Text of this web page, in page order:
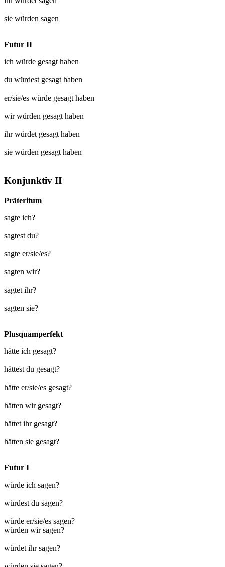
sie würden sagen
Futur II
ich würde gesagthaben
du würdest gesagthaben
er/sie/es würde gesagthaben
wir würden gesagthaben
ihr würdet gesagthaben
sie würden gesagthaben
Konjunktiv II
Präteritum
sagte ich?
sagtest du?
sagte er/sie/es?
sagten wir?
sagtet ihr?
sagten sie?
Plusquamperfekt
hätte ich gesagt?
hättest du gesagt?
hätte er/sie/es gesagt?
hätten wir gesagt?
hättet ihr gesagt?
hätten sie gesagt?
Futur I
würde ich sagen?
würdest du sagen?
würde er/sie/es sagen?
würden wir sagen?
würdet ihr sagen?